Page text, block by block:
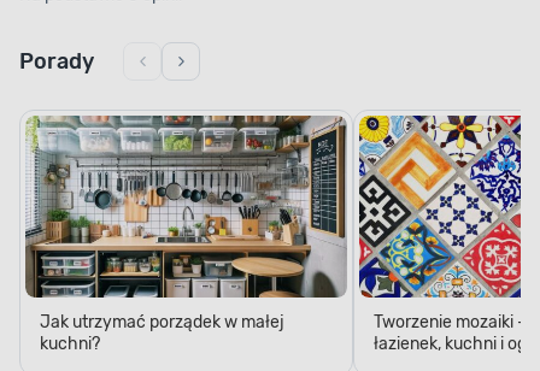
Porady
Jak utrzymać porządek w małej
kuchni?
Tworzenie mozaiki -
łazienek, kuchni i